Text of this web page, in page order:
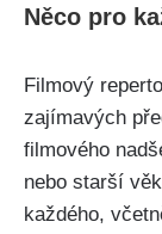
Něco pro
Filmový
zajímavých
filmového
nebo starší
každého,